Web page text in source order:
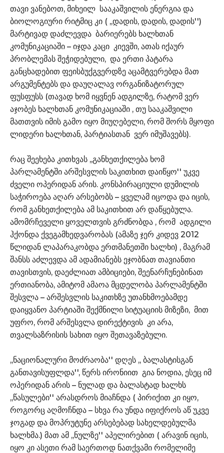
თავი ვანებოთ, მიხეილ სააკაშვილის ენერგია და
ბიოლოგიური რიტმიც კი ( ,,დადის, დადის, დადის'')
მარტივად დაძლევდა ბარიერებს ხალხთან
კომუნიკაციაში – იჯდა კაცი კიევში, ათას იქაურ
პრობლემას შეჭიდებული, და ერთი პატარა
განცხადებით ფეისბუქგვერდზე აცამტვერებდა მათ
არგუმენტებს და დაუღალავ ორგანიზატორულ
ფუსფუსს (თავად ხომ იყვნენ ადგილზე, რატომ ვერ
აჯობეს ხალხთან კომუნიკაციაში , თუ სააკაშვილი
მათთვის იმის გამო იყო მიუღებელი, რომ შორს მყოფი
ლიდერი ხალხთან, პარტიასთან ვერ იმუშავებს).
რაც შეეხება კითხვას ,,განხეთქილება ხომ
პარლამენტში არშესვლის საკითხით დაიწყო'' უკვე
ძველი ოპერიდან არის. კონსპირაციული დუმილის
საჭიროება აღარ არსებობს – ყველამ იცოდა და იცის,
რომ განხეთქილება ამ საკითხით არ დაწყებულა.
ამომრჩეველი ყოველთვის გრძნობდა , რომ ადგილი
ჰქონდა ქვეგამხედვარობას (ამაზე ჯერ კიდევ 2012
წლიდან ლაპარაკობდა ერთმანეთში ხალხი) , მაგრამ
შანსს აძლევდა ამ ადამიანებს ეჯობნათ თავიანთი
თავისთვის, დაეძლიათ ამბიციები, შეენარჩუნებინათ
ერთიანობა, ამიტომ ამაოა მცდელობა პარლამენტში
შესვლა – არშესვლის საკითხზე უთანხმოებამდე
დაიყვანო პარტიაში შექმნილი სიტუაციის მიზეზი, მით
უფრო, რომ არშესვლა დირექტივის კი არა,
თვალსაზრისის სახით იყო შეთავაზებული.
,,ნაციონალური მოძრაობა'' დღეს ,, ბალასტისგან
განთავისუფლდა'', წერს ირონიით გია ნოდია, ესეც იმ
ოპერიდან არის – ნულად და ბალასტად ხალხს
,,წასულები'' არასდროს მიაჩნდა ( პირიქით კი იყო,
როგორც აღმოჩნდა – სხვა რა უნდა იფიქროს აწ უკვე
ჯოგად და მოპრუტუნე არსებებად სახელდებულმა
ხალხმა.) მათ ამ ,,ნულზე'' აპელირებით ( არავინ იცის,
იყო კი ასეთი რამ საერთოდ ნათქვამი რომელიმე